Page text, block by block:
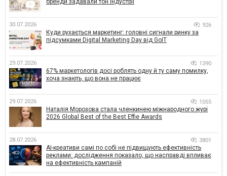
бренди задавали тон індустрії
30.07.2026 926
Куди рухається маркетинг: головні сигнали ринку за
підсумками Digital Marketing Day від GoIT
29.07.2026 1390
67% маркетологів досі роблять одну й ту саму помилку,
хоча знають, що вона не працює
29.07.2026 1055
Наталія Морозова стала членкинею міжнародного журі
2026 Global Best of the Best Effie Awards
28.07.2026 3801
AI-креативи самі по собі не підвищують ефективність
реклами: дослідження показало, що насправді впливає
на ефективність кампаній